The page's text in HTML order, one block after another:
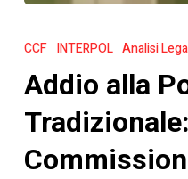
alla
Tradizionale:
La
per
CCF INTERPOL Analisi
Addio alla